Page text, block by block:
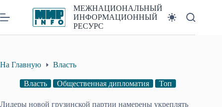
к
сути
МЕЖНАЦИОНАЛЬНЫЙ
ИНФОРМАЦИОННЫЙ
РЕСУРС
На Главную Власть
Власть Общественная дипломатия Топ
Лидеры новой грузинской партии намерены укреплять